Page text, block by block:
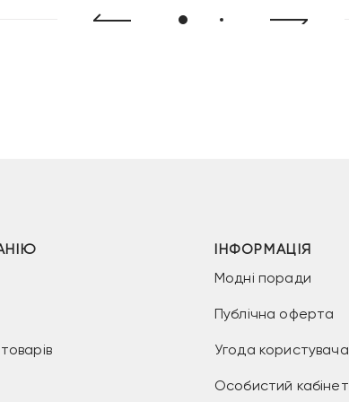
ІНФОРМАЦІЯ
Модні поради
Публічна оферта
Угода користувача
Особистий кабінет